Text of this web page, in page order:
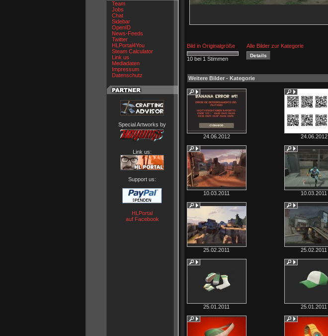
Team
Jobs
Chat
Sidebar
OpenID
News-Feeds
Twitter
HLPortal4You
Steam Calculator
Link us
Mediadaten
Impressum
Datenschutz
Special Artworks by
Link us:
Support us:
HLPortal
auf Facebook
Bild in Originalgröße Alle Bilder zur Kategorie
10 bei 1 Stimmen
Weitere Bilder - Kategorie
24.06.2012 24.06.2012
10.03.2011 10.03.2011
25.02.2011 25.02.2011
25.01.2011 25.01.2011